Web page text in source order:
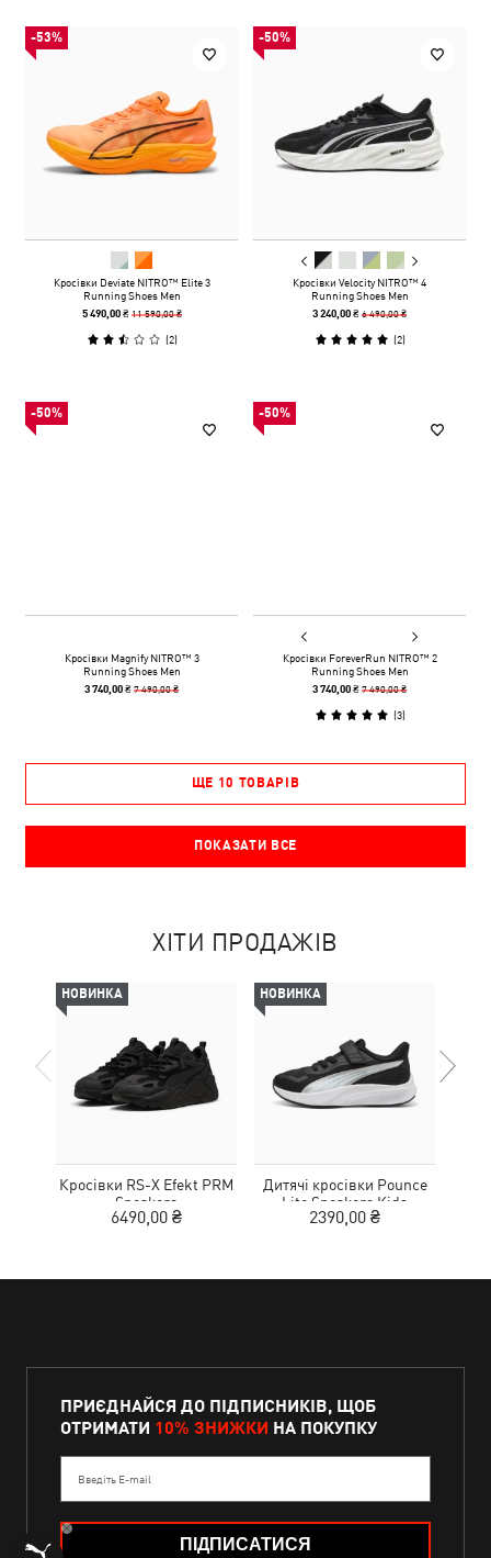
-53%
Кросівки Deviate NITRO™ Elite 3
Running Shoes Men
5 490,00 ₴ 11 590,00 ₴
(2)
-50%
Кросівки Velocity NITRO™ 4
Running Shoes Men
3 240,00 ₴6 490,00 ₴
(2)
-50%
Кросівки Magnify NITRO™ 3
Running Shoes Men
3 740,00 ₴7 490,00 ₴
-50%
Кросівки ForeverRun NITRO™ 2
Running Shoes Men
3 740,00 ₴7 490,00 ₴
(3)
ЩЕ 10 ТОВАРІВ
ПОКАЗАТИ ВСЕ
ХІТИ ПРОДАЖІВ
НОВИНКА
Кросівки RS-X Efekt PRM
Sneakers
6490,00 ₴
НОВИНКА
Дитячі кросівки Pounce
Lite Sneakers Kids
2390,00 ₴
ПРИЄДНАЙСЯ ДО ПІДПИСНИКІВ, ЩОБ
ОТРИМАТИ 10% ЗНИЖКИ НА ПОКУПКУ
Введіть E-mail
ПІДПИСАТИСЯ